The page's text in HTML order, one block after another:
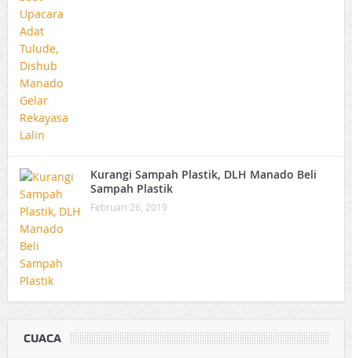
Kurangi Sampah Plastik, DLH Manado Beli
Sampah Plastik
Februari 26, 2019
CUACA